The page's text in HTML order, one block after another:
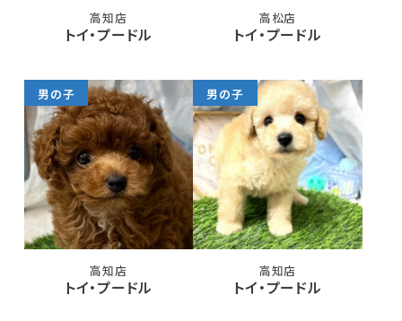
高知店
トイ・プードル
高松店
トイ・プードル
男の子
高知店
トイ・プードル
男の子
高知店
トイ・プードル